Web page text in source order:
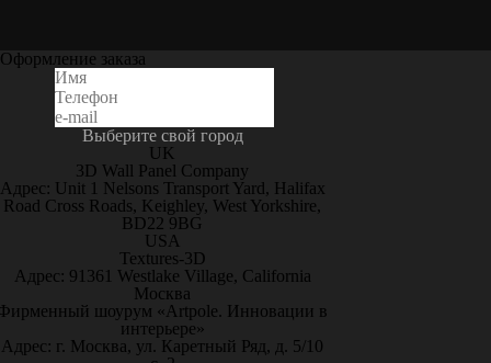
Оформление заказа
Выберите свой город
UK
3D Wall Panel Company
Адрес: Unit 1 Nelsons Transport Yard, Halifax
Road Cross Roads, Keighley, West Yorkshire,
BD22 9BG
USA
Textures-3D
Адрес: 91361 Westlake Village, California
Москва
шоурум «Artpole. Инновации в
интерьере»
Адрес: г. Москва, ул. Каретный Ряд, д. 5/10